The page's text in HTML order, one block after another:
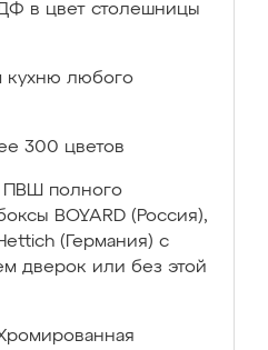
в цвет столешницы
кухню любого
300 цветов
ПВШ полного
BOYARD (Россия),
(Германия) с
дверок или без этой